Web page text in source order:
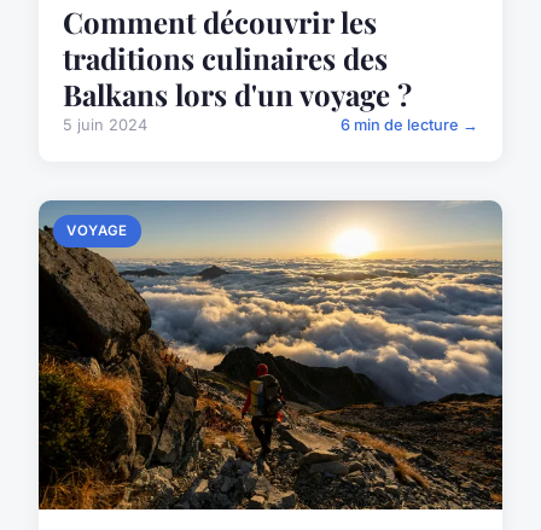
Comment découvrir les
traditions culinaires des
Balkans lors d'un voyage ?
5 juin 2024 6 min de lecture →
VOYAGE